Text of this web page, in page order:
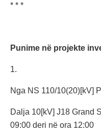
* * *
Punime në projekte
1.
Nga NS 110/10(20)[kV]
Dalja 10[kV] J18 Grand
09:00 deri në ora 12:00